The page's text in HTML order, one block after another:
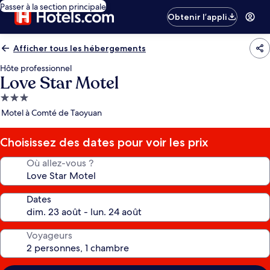
Passer à la section principale
Obtenir l’appli
Afficher tous les hébergements
Hôte professionnel
Love Star Motel
Hébergement
3.0 étoiles
Motel à Comté de Taoyuan
Choisissez des dates pour voir les prix
Où allez-vous ?
Dates
Voyageurs